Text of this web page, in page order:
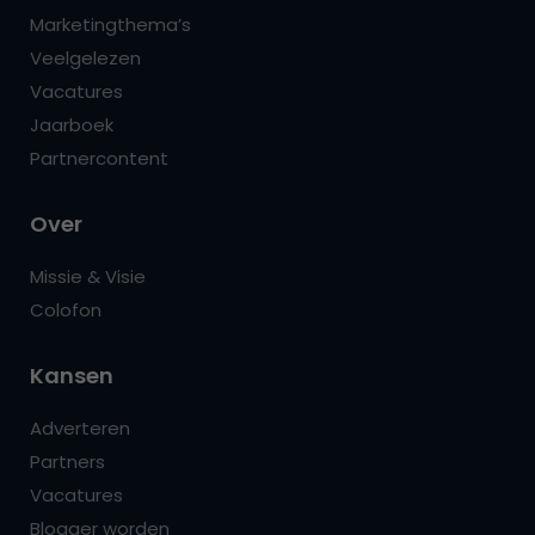
Marketingthema’s
Veelgelezen
Vacatures
Jaarboek
Partnercontent
Over
Missie & Visie
Colofon
Kansen
Adverteren
Partners
Vacatures
Blogger worden